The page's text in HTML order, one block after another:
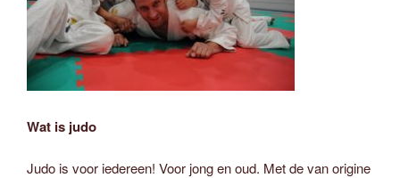
Wat is judo
Judo is voor iedereen! Voor jong en oud. Met de van origine